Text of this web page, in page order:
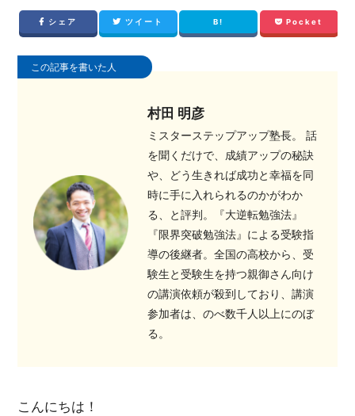
シェア ツイート B! Pocket
この記事を書いた人
村田 明彦
ミスターステップアップ塾長。 話
を聞くだけで、成績アップの秘訣
や、どう生きれば成功と幸福を同
時に手に入れられるのかがわか
る、と評判。『大逆転勉強法』
『限界突破勉強法』による受験指
導の後継者。全国の高校から、受
験生と受験生を持つ親御さん向け
の講演依頼が殺到しており、講演
参加者は、のべ数千人以上にのぼ
る。
こんにちは！